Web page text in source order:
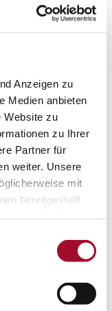
Anzeigen zu
Medien anbieten
Website zu
zu Ihrer
Partner für
weiter. Unsere
mit
bereitgestellt
und